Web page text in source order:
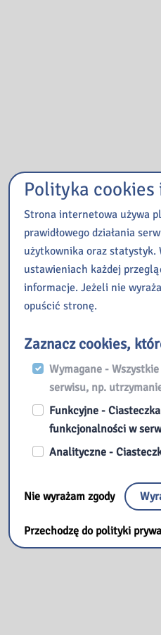
Polityka
Strona internetowa używa
prawidłowego działania
użytkownika oraz statystyk.
ustawieniach każdej
informacje. Jeżeli nie
opuścić stronę.
Zaznacz cookies,
Wymagane -
serwisu, np.
Funkcyjne -
funkcjonalności w
Analityczne -
Nie wyrażam zgody
Przechodzę do polityki